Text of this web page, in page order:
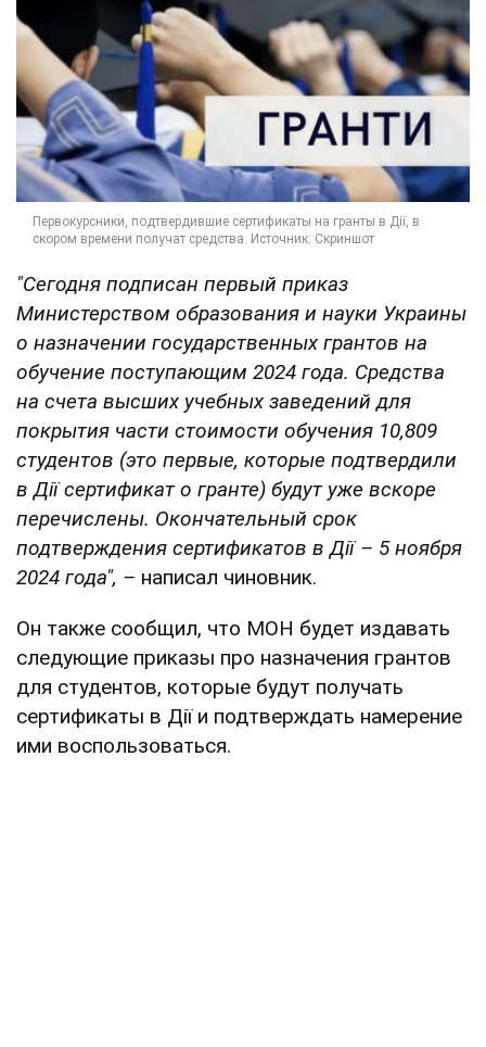
"Сегодня подписан первый приказ
Министерством образования и науки Украины
о назначении государственных грантов на
обучение поступающим 2024 года. Средства
на счета высших учебных заведений для
покрытия части стоимости обучения 10,809
студентов (это первые, которые подтвердили
в Дії сертификат о гранте) будут уже вскоре
перечислены. Окончательный срок
подтверждения сертификатов в Дії – 5 ноября
2024 года", – написал чиновник.
Он также сообщил, что МОН будет издавать
следующие приказы про назначения грантов
для студентов, которые будут получать
сертификаты в Дії и подтверждать намерение
ими воспользоваться.